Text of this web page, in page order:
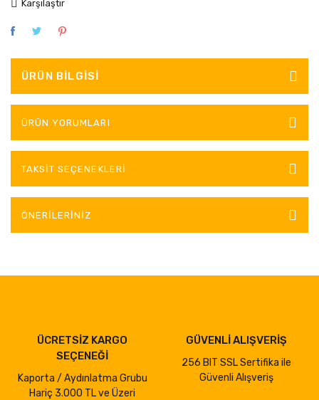
Karşılaştır
ÜRÜN BILGISI
ÜRÜN YORUMLARI
TAKSIT SEÇENEKLERI
ÖNERILERINIZ
ÜCRETSİZ KARGO
SEÇENEĞİ
Kaporta / Aydınlatma Grubu
Hariç 3.000 TL ve Üzeri
GÜVENLİ ALIŞVERİŞ
256 BIT SSL Sertifika ile
Güvenli Alışveriş